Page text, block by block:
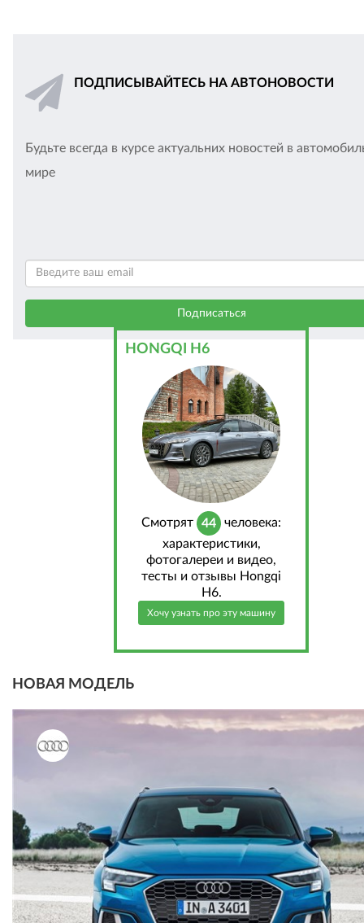
ПОДПИСЫВАЙТЕСЬ НА АВТОНОВОСТИ
Будьте всегда в курсе актуальних новостей в
мире
HONGQI H6
Cмотрят 44
человека:
характеристики,
фотогалереи и видео,
тесты и отзывы Hongqi
H6.
Хочу узнать про эту машину
НОВАЯ МОДЕЛЬ